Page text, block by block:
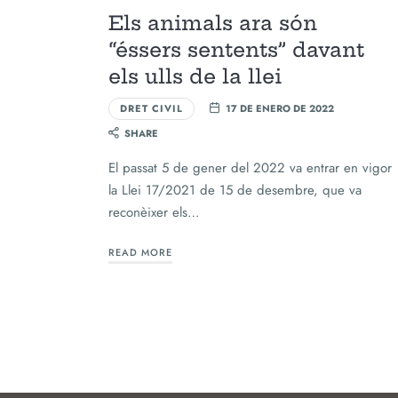
Els animals ara són
“éssers sentents” davant
els ulls de la llei
DRET CIVIL
17 DE ENERO DE 2022
SHARE
El passat 5 de gener del 2022 va entrar en vigor
la Llei 17/2021 de 15 de desembre, que va
reconèixer els…
READ MORE